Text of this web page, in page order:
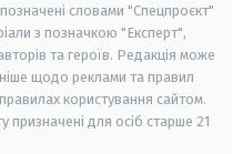
позначені словами "Спецпроєкт"
з позначкою "Експерт",
та героїв. Редакція може
щодо реклами та правил
користування сайтом.
призначені для осіб старше 21